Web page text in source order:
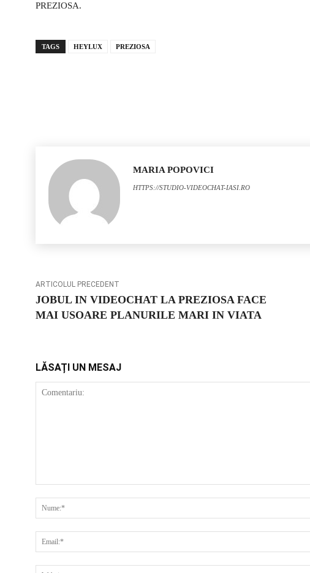
PREZIOSA.
TAGS HEYLUX PREZIOSA
MARIA POPOVICI
HTTPS://STUDIO-VIDEOCHAT-IASI.RO
ARTICOLUL PRECEDENT
JOBUL IN VIDEOCHAT LA PREZIOSA FACE
MAI USOARE PLANURILE MARI IN VIATA
LĂSAȚI UN MESAJ